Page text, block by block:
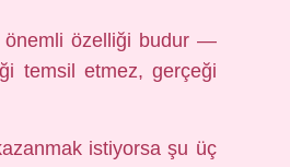
önemli özelliği budur —
temsil etmez, gerçeği
istiyorsa şu üç